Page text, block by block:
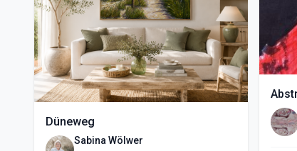
Düneweg
Sabina Wölwer